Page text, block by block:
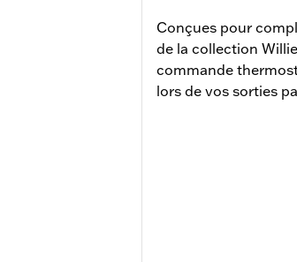
Conçues pour
de la collection
commande
lors de vos sorties